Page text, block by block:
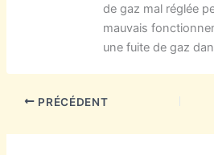
de gaz mal réglée
mauvais
une fuite de gaz
PRÉCÉDENT